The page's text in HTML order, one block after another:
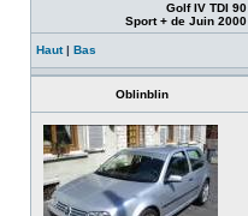
Golf IV TDI 90
Sport + de Juin 2000
Haut| Bas
Oblinblin